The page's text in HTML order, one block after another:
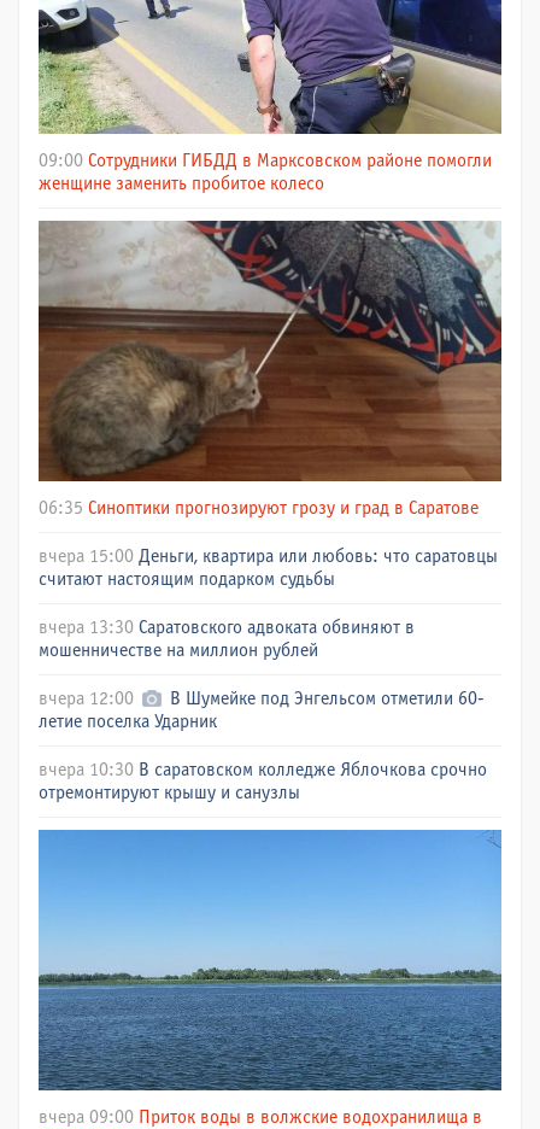
09:00 Сотрудники ГИБДД в Марксовском районе помогли
женщине заменить пробитое колесо
06:35 Синоптики прогнозируют грозу и град в Саратове
вчера 15:00 Деньги, квартира или любовь: что саратовцы
считают настоящим подарком судьбы
вчера 13:30 Саратовского адвоката обвиняют в
мошенничестве на миллион рублей
вчера 12:00
В Шумейке под Энгельсом отметили 60-
летие поселка Ударник
вчера 10:30 В саратовском колледже Яблочкова срочно
отремонтируют крышу и санузлы
вчера 09:00 Приток воды в волжские водохранилища в